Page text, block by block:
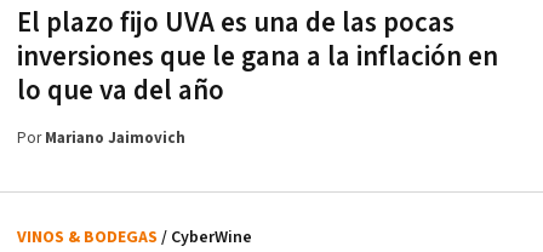
El plazo fijo UVA es una de las pocas
inversiones que le gana a la inflación en
lo que va del año
PorMariano Jaimovich
VINOS & BODEGAS / CyberWine